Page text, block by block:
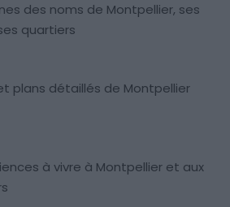
des noms de Montpellier, ses
quartiers
plans détaillés de Montpellier
à vivre à Montpellier et aux